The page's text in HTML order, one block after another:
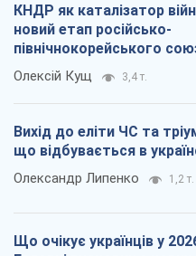
КНДР як каталізатор
новий етап російсько-
північнокорейського
Олексій Кущ 3,4 т.
Вихід до еліти ЧС та
що відбувається в
Олександр Липенко 1,2 т.
Що очікує українців у